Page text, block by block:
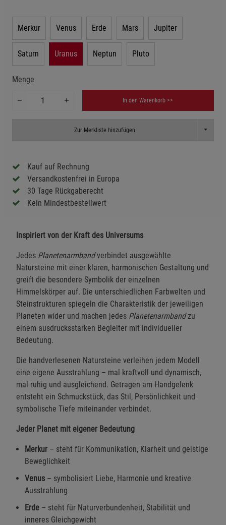
Merkur Venus Erde Mars Jupiter
Saturn Uranus Neptun Pluto
Menge
In den Warenkorb >>
Zur Merkliste hinzufügen Toggle
Kauf auf Rechnung
Versandkostenfrei in Europa
30 Tage Rückgaberecht
Kein Mindestbestellwert
Inspiriert von der Kraft des Universums
Jedes Planetenarmbandverbindet ausgewählte
Natursteine mit einer klaren, harmonischen Gestaltung und
greift die besondere Symbolik der einzelnen
Himmelskörper auf. Die unterschiedlichen Farbwelten und
Steinstrukturen spiegeln die Charakteristik der jeweiligen
Planeten wider und machen jedes Planetenarmbandzu
einem ausdrucksstarken Begleiter mit individueller
Bedeutung.
Die handverlesenen Natursteine verleihen jedem Modell
eine eigene Ausstrahlung – mal kraftvoll und dynamisch,
mal ruhig und ausgleichend. Getragen am Handgelenk
entsteht ein Schmuckstück, das Stil, Persönlichkeit und
symbolische Tiefe miteinander verbindet.
Jeder Planet mit eigener Bedeutung
Merkur – steht für Kommunikation, Klarheit und geistige
Beweglichkeit
Venus – symbolisiert Liebe, Harmonie und kreative
Ausstrahlung
Erde – steht für Naturverbundenheit, Stabilität und
inneres Gleichgewicht